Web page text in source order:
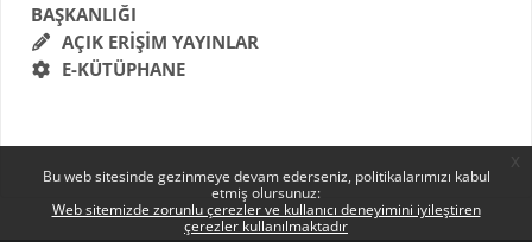
Bu web sitesinde gezinmeye devam ederseniz, politikalarımızı kabul
etmiş olursunuz:
Web sitemizde zorunlu çerezler ve kullanıcı deneyimini iyileştiren
çerezler kullanılmaktadır
BAŞKANLIĞI
AÇIK ERIŞIM YAYINLAR
E-KÜTÜPHANE